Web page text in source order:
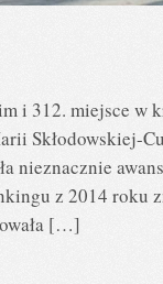
i 312. miejsce w
Skłodowskiej-
nieznacznie
z 2014 roku
[…]